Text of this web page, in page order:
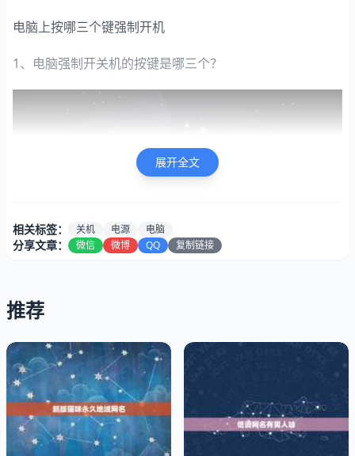
电脑上按哪三个键强制开机
1、电脑强制开关机的按键是哪三个？
同时按键盘上的Alt+F4键，待出现关机菜单时，按回车键即
展开全文
相关标签： 关机 电源 电脑
分享文章： 微信 微博 QQ 复制链接
推荐